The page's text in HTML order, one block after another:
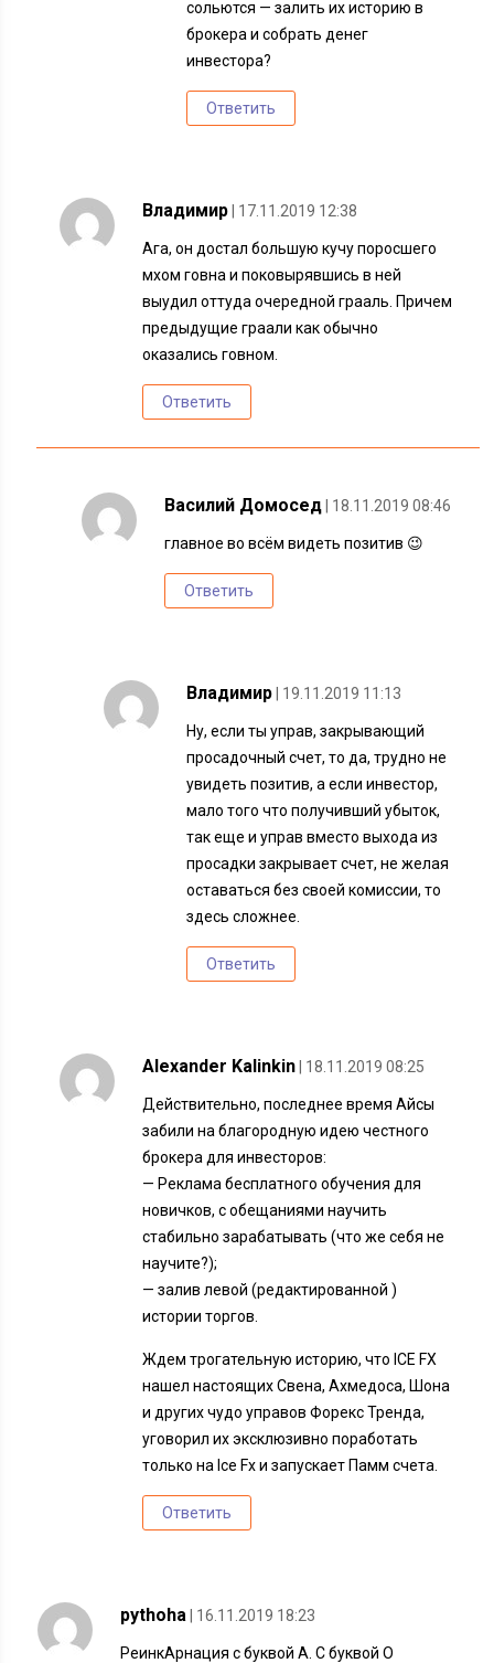
сольются — залить их историю в
брокера и собрать денег
инвестора?
Ответить
Владимир | 17.11.2019 12:38
Ага, он достал большую кучу поросшего
мхом говна и поковырявшись в ней
выудил оттуда очередной грааль. Причем
предыдущие граали как обычно
оказались говном.
Ответить
Василий Домосед | 18.11.2019 08:46
главное во всём видеть позитив 😉
Ответить
Владимир | 19.11.2019 11:13
Ну, если ты управ, закрывающий
просадочный счет, то да, трудно не
увидеть позитив, а если инвестор,
мало того что получивший убыток,
так еще и управ вместо выхода из
просадки закрывает счет, не желая
оставаться без своей комиссии, то
здесь сложнее.
Ответить
Alexander Kalinkin | 18.11.2019 08:25
Действительно, последнее время Айсы
забили на благородную идею честного
брокера для инвесторов:
— Реклама бесплатного обучения для
новичков, с обещаниями научить
стабильно зарабатывать (что же себя не
научите?);
— залив левой (редактированной )
истории торгов.
Ждем трогательную историю, что ICE FX
нашел настоящих Свена, Ахмедоса, Шона
и других чудо управов Форекс Тренда,
уговорил их эксклюзивно поработать
только на Ice Fx и запускает Памм счета.
Ответить
pythoha | 16.11.2019 18:23
РеинкАрнация с буквой А. С буквой О